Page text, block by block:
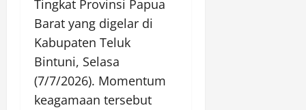
Tingkat Provinsi Papua
Barat yang digelar di
Kabupaten Teluk
Bintuni, Selasa
(7/7/2026). Momentum
keagamaan tersebut